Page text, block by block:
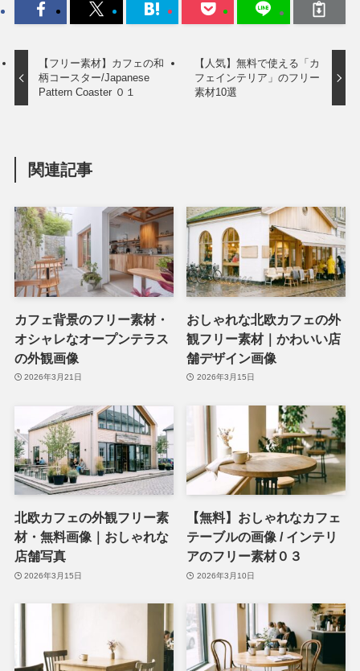
【フリー素材】カフェの和
柄コースター/Japanese
Pattern Coaster ０１
【人気】無料で使える「カ
フェインテリア」のフリー
素材10選
関連記事
カフェ背景のフリー素材・
オシャレなオープンテラス
の外観画像
2026年3月21日
おしゃれな北欧カフェの外
観フリー素材｜かわいい店
舗デザイン画像
2026年3月15日
北欧カフェの外観フリー素
材・無料画像｜おしゃれな
店舗写真
2026年3月15日
【無料】おしゃれなカフェ
テーブルの画像 / インテリ
アのフリー素材０３
2026年3月10日